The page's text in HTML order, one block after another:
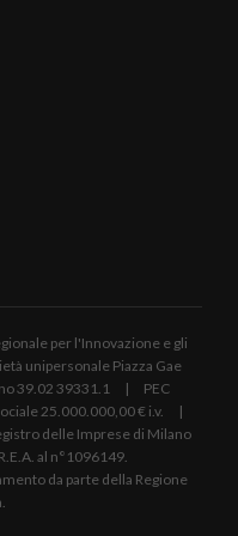
per l'Innovazione e gli
unipersonale Piazza Gae
39.02 39331.1 | PEC
25.000.000,00 € i.v. |
delle Imprese di Milano
al n°1096149.
da parte della Regione